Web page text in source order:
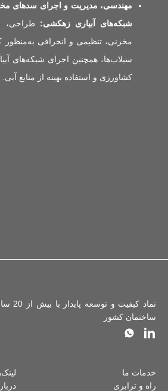
مهندسی، مدیریت و اجرای سدهای
شبکه‌های آبیاری زهکشی: طراحی،
مخزنی، تنظیمی و انحرافی به‌منظور
سیلاب‌ها، همچنین اجرای شبکه‌های
کشاورزی و استفاده بهینه از منابع آبی.
نماد
ساختمان کشور
خدمات ما
راه و ترابری